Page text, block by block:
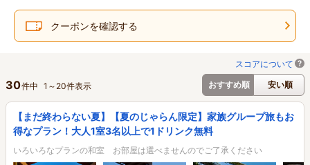
クーポンを確認する
スコアについて
おすすめ順
安い順
30件中 1 ～ 20件表示
【まだ終わらない夏】【夏のじゃらん限定】家族グループ旅もお
得なプラン！大人1室3名以上で1ドリンク無料
いろいろなプランの和室 お部屋は選べませんのでご了承ください